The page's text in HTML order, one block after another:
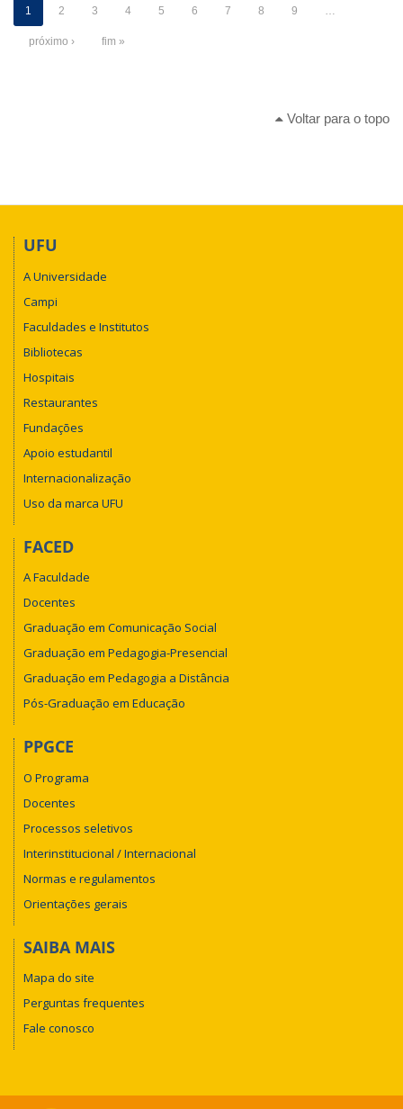
1 2 3 4 5 6 7 8 9 …
próximo › fim »
Voltar para o topo
UFU
A Universidade
Campi
Faculdades e Institutos
Bibliotecas
Hospitais
Restaurantes
Fundações
Apoio estudantil
Internacionalização
Uso da marca UFU
FACED
A Faculdade
Docentes
Graduação em Comunicação Social
Graduação em Pedagogia-Presencial
Graduação em Pedagogia a Distância
Pós-Graduação em Educação
PPGCE
O Programa
Docentes
Processos seletivos
Interinstitucional / Internacional
Normas e regulamentos
Orientações gerais
SAIBA MAIS
Mapa do site
Perguntas frequentes
Fale conosco